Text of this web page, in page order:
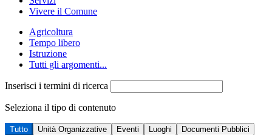
Vivere il Comune
Agricoltura
Tempo libero
Istruzione
Tutti gli argomenti...
Inserisci i termini di ricerca
Seleziona il tipo di contenuto
Tutto Unità Organizzative Eventi Luoghi
Documenti Pubblici